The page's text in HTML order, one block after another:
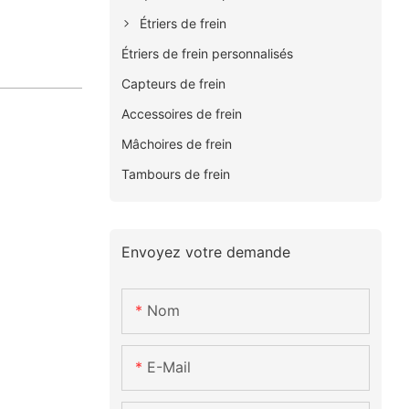
Étriers de frein
Étriers de frein personnalisés
Capteurs de frein
Accessoires de frein
Mâchoires de frein
Tambours de frein
Envoyez votre demande
Nom
E-Mail